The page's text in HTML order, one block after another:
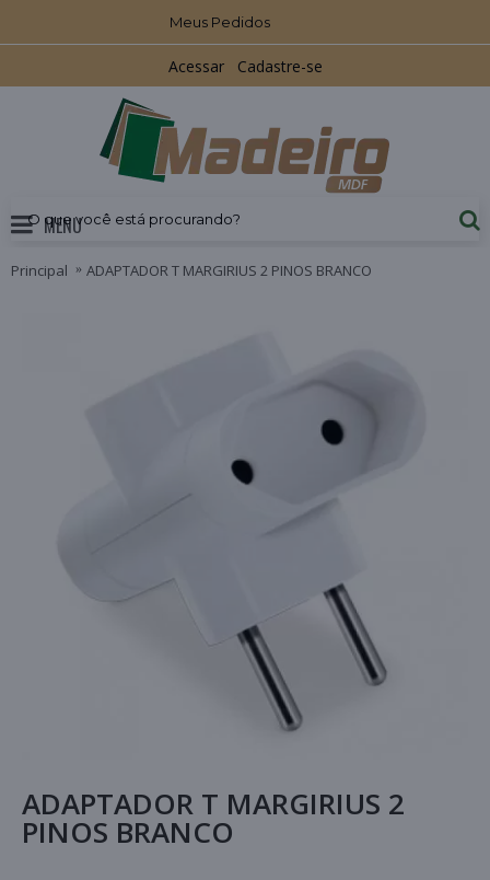
Meus Pedidos
Acessar Cadastre-se
MENU
Principal ADAPTADOR T MARGIRIUS 2 PINOS BRANCO
ADAPTADOR T MARGIRIUS 2
PINOS BRANCO